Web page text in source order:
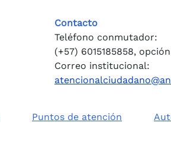
Contacto
Teléfono conmutador:
(+57) 6015185858,
Correo institucional:
Puntos de atención